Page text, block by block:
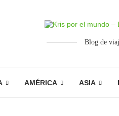
Blog de
AMÉRICA ASIA